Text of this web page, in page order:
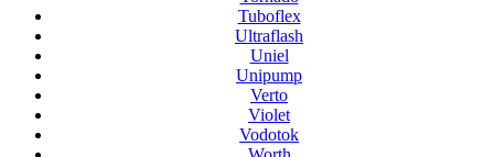
Tuboflex
Ultraflash
Uniel
Unipump
Verto
Violet
Vodotok